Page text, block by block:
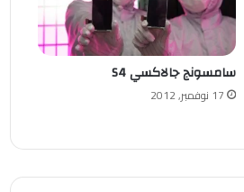
سامسونج جالاكسي S4
17 نوفمبر, 2012